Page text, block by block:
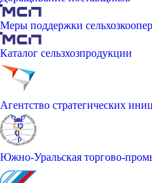
Меры поддержки
Каталог сельзхозпродукции
Агентство стратегических
Южно-Уральская торгово-